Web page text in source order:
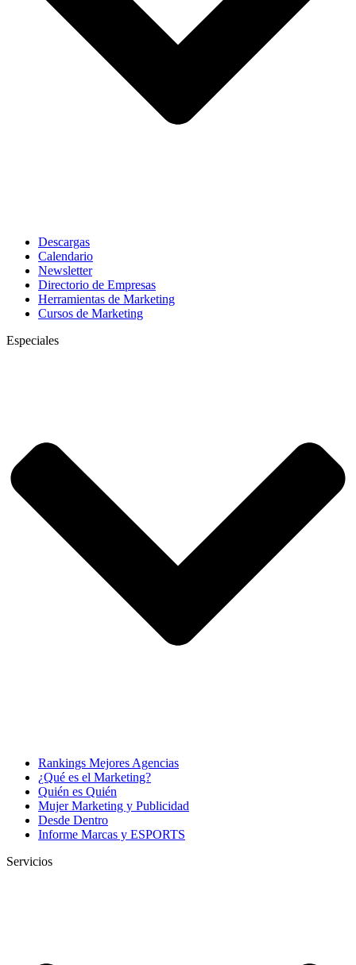
Descargas
Calendario
Newsletter
Directorio de Empresas
Herramientas de Marketing
Cursos de Marketing
Especiales
Rankings Mejores Agencias
¿Qué es el Marketing?
Quién es Quién
Mujer Marketing y Publicidad
Desde Dentro
Informe Marcas y ESPORTS
Servicios